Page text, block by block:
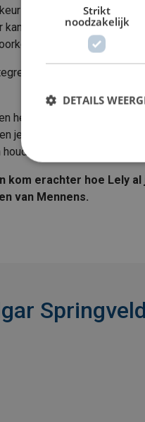
kan leiden tot
kan onderdeel zijn van
afkeur en
aanpak biedt
helder overzicht,
je altijd verzekerd van
je grip op kosten én
kom erachter hoe Lely
van Mennens.
Strikt
noodzakelijk
DETAILS